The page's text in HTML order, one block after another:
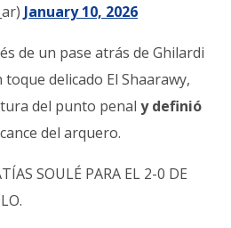
January 10, 2026
de un pase atrás de Ghilardi
delicado El Shaarawy,
del punto penal y definió
del arquero.
SOULÉ PARA EL 2-0 DE